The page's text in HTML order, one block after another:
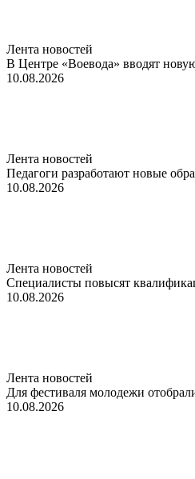
Лента новостей
В Центре «Воевода» вводят
10.08.2026
Лента новостей
Педагоги разработают новые
10.08.2026
Лента новостей
Специалисты повысят
10.08.2026
Лента новостей
Для фестиваля молодежи
10.08.2026